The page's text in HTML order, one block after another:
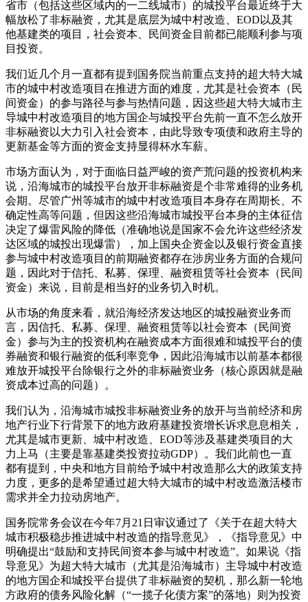
省市（包括这些区域内的一二线城市）的城投平台最近终于大
幅放松了非标融资，尤其是底层为城中村改造、EOD以及其
他基建类的项目，社会资本、民间资金目前都已能顺利参与项
目投资。
我们近几个月一直都有提到国务院当前重点支持的超大特大城
市的城中村改造项目在推进方面的难度，尤其是社会资本（民
间资金）的参与路径与参与热情问题，因这些超大特大城市主
导城中村改造项目的地方国企与城投平台先前一直不怎么放开
非标融资以大力引入社会资本，由此导致专项债和政府主导的
更新基金等方面的资金支持显得杯水车薪。
市场方面认为，对于面临日益严峻的资产荒问题的投资机构来
说，沿海城市的城投平台放开非标融资是个非常难得的业务机
会期。尽管广州等城市的城中村改造项目本身存在周期长、不
确定性高等问题，但因这些沿海城市城投平台本身的主体征信
决定了爆雷风险的降低（准确地说是国家不会允许这些经济发
达区域的城投出现爆雷），加上国央企资金以及银行资金直接
参与城中村改造项目的前期融资都存在涉房业务方面的合规问
题，因此对于信托、私募、保理、融资租赁等社会资本（民间
资金）来说，目前是相当好的业务切入时机。
从市场的角度来看，就沿海经济发达地区的城投融资业务而
言，因信托、私募、保理、融资租赁等以社会资本（民间资
金）参与为主的投资机构在融资成本方面很难和城投平台的债
券融资和银行融资的低利率竞争，因此沿海城市以前基本都很
难放开城投平台除银行之外的非标融资业务（核心原因就是融
资成本过高的问题）。
我们认为，沿海城市城投非标融资业务的放开与当前经济和房
地产行业下行背景下的地方政府基建投资增长诉求息息相关，
尤其是城市更新、城中村改造、EOD等涉及基建类项目的大
力上马（主要是靠基建类投资拉动GDP）。我们此前也一直
都有提到，中央和地方目前给予城中村改造那么大的政策支持
力度，更多的是希望通过超大特大城市的城中村改造激活楼市
需求并全力拉动房地产。
国务院常务会议在今年7月21日审议通过了《关于在超大特大
城市积极稳步推进城中村改造的指导意见》，《指导意见》中
明确提出“鼓励和支持民间资本参与城中村改造”。如果说《指
导意见》为超大特大城市（尤其是沿海城市）主导城中村改造
的地方国企和城投平台提供了非标融资的契机，那么新一轮地
方政府的债务风险化解（“一揽子化债方案”的落地）则为投资